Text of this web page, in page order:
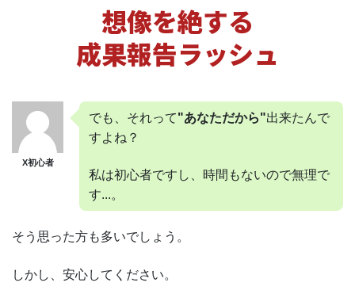
想像を絶する
成果報告ラッシュ
X初心者
でも、それって"あなただから"出来たんで
すよね？
私は初心者ですし、時間もないので無理で
す...。
そう思った方も多いでしょう。
しかし、安心してください。